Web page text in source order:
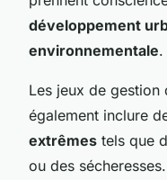
développement
environnementale.
Les jeux de gestion
également inclure
extrêmes tels que
ou des